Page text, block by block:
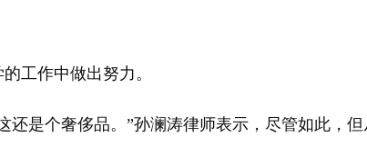
工作中做出努力。
是个奢侈品。”孙澜涛律师表示，尽管如此，